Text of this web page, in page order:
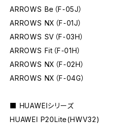
ARROWS Be（F-05J）
ARROWS NX（F-01J）
ARROWS SV（F-03H）
ARROWS Fit（F-01H）
ARROWS NX（F-02H）
ARROWS NX（F-04G）
■ HUAWEIシリーズ
HUAWEI P20Lite(HWV32)